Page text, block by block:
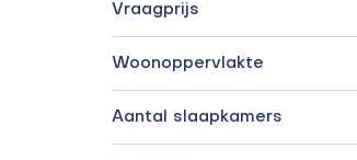
Vraagprijs
Woonoppervlakte
Aantal slaapkamers